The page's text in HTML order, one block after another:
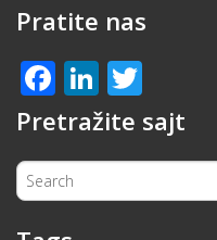
Pratite nas
Facebook
Pretražite sajt